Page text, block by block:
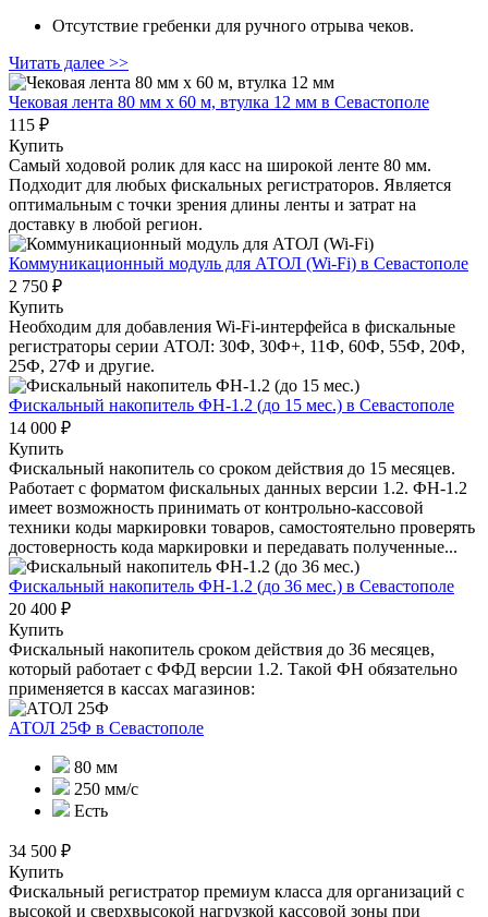
Отсутствие гребенки для ручного отрыва чеков.
Читать далее >>
Чековая лента 80 мм x 60 м, втулка 12 мм в Севастополе
115 ₽
Купить
Самый ходовой ролик для касс на широкой ленте 80 мм.
Подходит для любых фискальных регистраторов. Является
оптимальным с точки зрения длины ленты и затрат на
доставку в любой регион.
Коммуникационный модуль для АТОЛ (Wi-Fi) в Севастополе
2 750 ₽
Купить
Необходим для добавления Wi-Fi-интерфейса в фискальные
регистраторы серии АТОЛ: 30Ф, 30Ф+, 11Ф, 60Ф, 55Ф, 20Ф,
25Ф, 27Ф и другие.
Фискальный накопитель ФН-1.2 (до 15 мес.) в Севастополе
14 000 ₽
Купить
Фискальный накопитель cо сроком действия до 15 месяцев.
Работает с форматом фискальных данных версии 1.2. ФН-1.2
имеет возможность принимать от контрольно-кассовой
техники коды маркировки товаров, самостоятельно проверять
достоверность кода маркировки и передавать полученные...
Фискальный накопитель ФН-1.2 (до 36 мес.) в Севастополе
20 400 ₽
Купить
Фискальный накопитель сроком действия до 36 месяцев,
который работает с ФФД версии 1.2. Такой ФН обязательно
применяется в кассах магазинов:
АТОЛ 25Ф в Севастополе
80 мм
250 мм/с
Есть
34 500 ₽
Купить
Фискальный регистратор премиум класса для организаций с
высокой и сверхвысокой нагрузкой кассовой зоны при